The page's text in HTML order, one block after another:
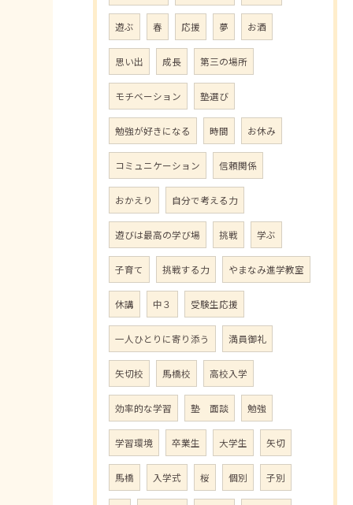
遊ぶ 春 応援 夢 お酒
思い出 成長 第三の場所
モチベーション 塾選び
勉強が好きになる 時間 お休み
コミュニケーション 信頼関係
おかえり 自分で考える力
遊びは最高の学び場 挑戦 学ぶ
子育て 挑戦する力 やまなみ進学教室
休講 中３ 受験生応援
一人ひとりに寄り添う 満員御礼
矢切校 馬橋校 高校入学
効率的な学習 塾 面談 勉強
学習環境 卒業生 大学生 矢切
馬橋 入学式 桜 個別 子別